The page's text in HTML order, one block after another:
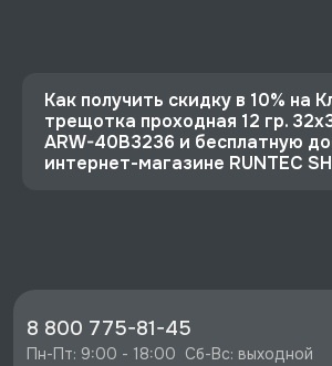
Как получить скидку в 10% на
трещотка проходная 12 гр.
ARW-40B3236 и бесплатную
интернет-магазине RUNTEC
руб.
⚡️ Бесплатная доставка в
8 800 775-81-45
Пн-Пт: 9:00 - 18:00  Сб-Вс: выходной